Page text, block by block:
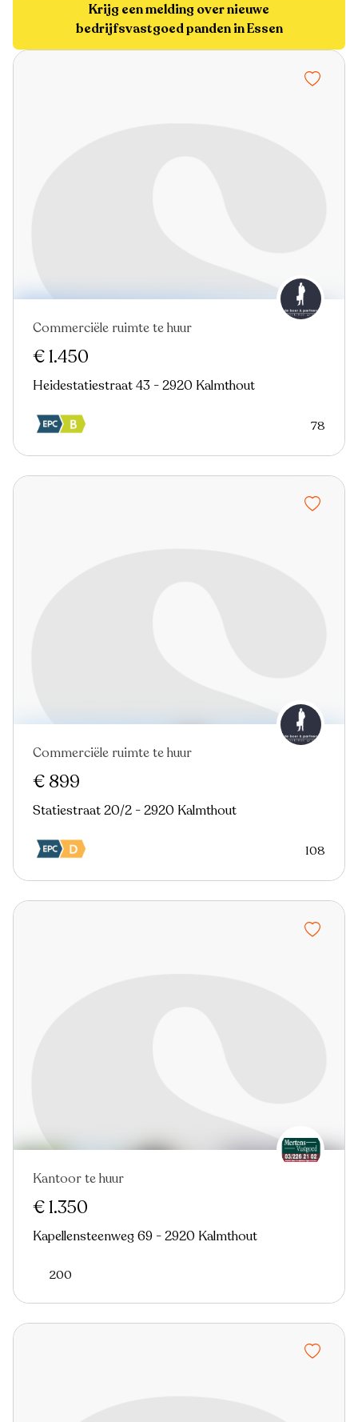
Krijg een melding over nieuwe
bedrijfsvastgoed panden in Essen
Commerciële ruimte te huur
€ 1.450
Heidestatiestraat 43 - 2920 Kalmthout
78
Commerciële ruimte te huur
€ 899
Statiestraat 20/2 - 2920 Kalmthout
108
Kantoor te huur
€ 1.350
Kapellensteenweg 69 - 2920 Kalmthout
200